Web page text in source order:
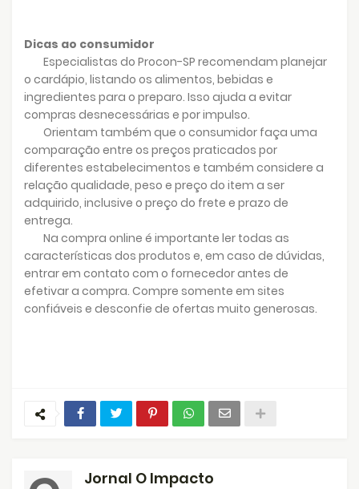
Dicas ao consumidor
Especialistas do Procon-SP recomendam planejar
o cardápio, listando os alimentos, bebidas e
ingredientes para o preparo. Isso ajuda a evitar
compras desnecessárias e por impulso.
Orientam também que o consumidor faça uma
comparação entre os preços praticados por
diferentes estabelecimentos e também considere a
relação qualidade, peso e preço do item a ser
adquirido, inclusive o preço do frete e prazo de
entrega.
Na compra online é importante ler todas as
características dos produtos e, em caso de dúvidas,
entrar em contato com o fornecedor antes de
efetivar a compra. Compre somente em sites
confiáveis e desconfie de ofertas muito generosas.
Jornal O Impacto